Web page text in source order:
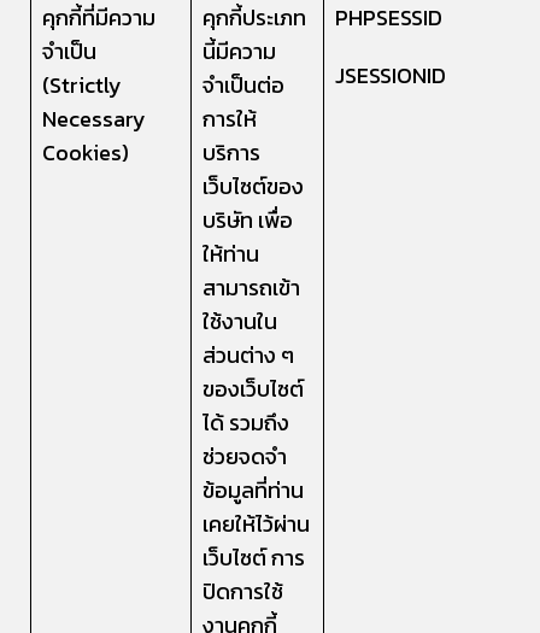
คุกกี้ที่มีความ
จำเป็น
(Strictly
Necessary
Cookies)
คุกกี้ประเภท
นี้มีความ
จำเป็นต่อ
การให้
บริการ
เว็บไซต์ของ
บริษัท เพื่อ
ให้ท่าน
สามารถเข้า
ใช้งานใน
ส่วนต่าง ๆ
ของเว็บไซต์
ได้ รวมถึง
ช่วยจดจำ
ข้อมูลที่ท่าน
เคยให้ไว้ผ่าน
เว็บไซต์ การ
ปิดการใช้
งานคุกกี้
PHPSESSID
JSESSIONID